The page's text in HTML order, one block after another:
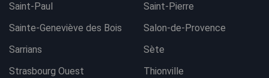
Saint-Paul
Saint-Pierre
Sainte-Geneviève des Bois
Salon-de-Provence
Sarrians
Sète
Strasbourg Ouest
Thionville